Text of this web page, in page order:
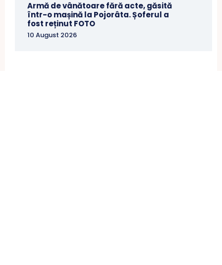
Armă de vânătoare fără acte, găsită
într-o mașină la Pojorâta. Șoferul a
fost reținut FOTO
10 August 2026